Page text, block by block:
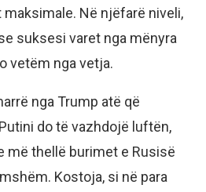
Në njëfarë niveli,
suksesi varet nga mënyra
vetëm nga vetja.
nga Trump atë që
do të vazhdojë luftën,
më thellë burimet e Rusisë
Kostoja, si në para